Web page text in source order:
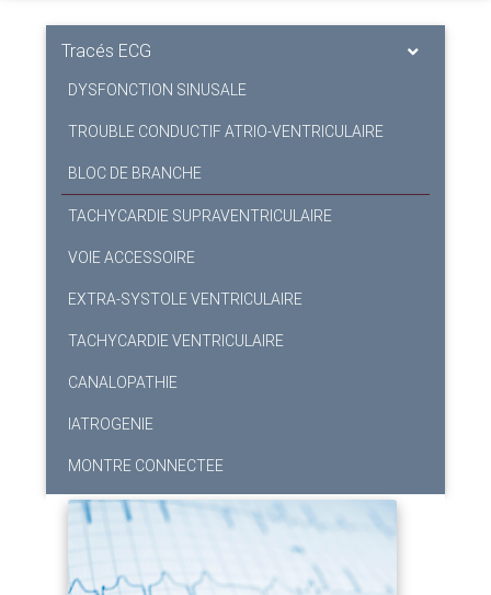
Tracés ECG
DYSFONCTION SINUSALE
TROUBLE CONDUCTIF ATRIO-VENTRICULAIRE
BLOC DE BRANCHE
TACHYCARDIE SUPRAVENTRICULAIRE
VOIE ACCESSOIRE
EXTRA-SYSTOLE VENTRICULAIRE
TACHYCARDIE VENTRICULAIRE
CANALOPATHIE
IATROGENIE
MONTRE CONNECTEE